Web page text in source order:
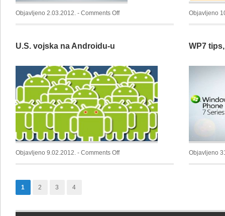
Objavljeno 2.03.2012. - Comments Offon
Pretvorite
mass
storage
uređaj
Objavljeno
U.S. vojska na Androidu-u
Objavljeno 9.02.2012. - Comments Offon
U.S.
WP7
Objavljeno
1 2 3 4